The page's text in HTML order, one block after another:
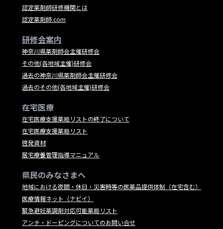
認定薬剤師研修機関とは
認定薬剤師.com
研修会案内
神奈川県薬剤師会主催研修会
その他(各地域主催)研修会
過去の神奈川県薬剤師会主催研修会
過去のその他(各地域主催)研修会
在宅医療
在宅医療支援薬局リストの終了について
在宅医療支援薬局リスト
啓発資材
居宅療養管理指導マニュアル
県民のみなさまへ
地域における夜間・休日・災害時等の医薬品提供体制（在宅含む）
医療情報ネット（ナビイ）
緊急避妊薬調剤対応可能薬局リスト
アンチ・ドーピングについてのお問い合せ